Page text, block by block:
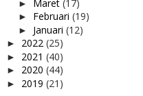
► Maret (17)
► Februari (19)
► Januari (12)
► 2022 (25)
► 2021 (40)
► 2020 (44)
► 2019 (21)